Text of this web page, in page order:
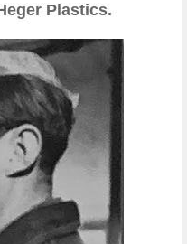
Plastics.